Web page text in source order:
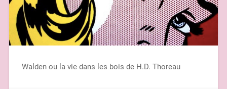
Walden ou la vie dans les bois de H.D. Thoreau